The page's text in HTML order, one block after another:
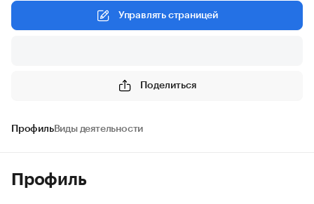
Управлять страницей
Поделиться
ПрофильВиды деятельности
Профиль